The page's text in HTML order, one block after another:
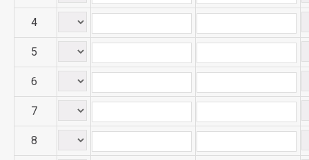
4
5
6
7
8